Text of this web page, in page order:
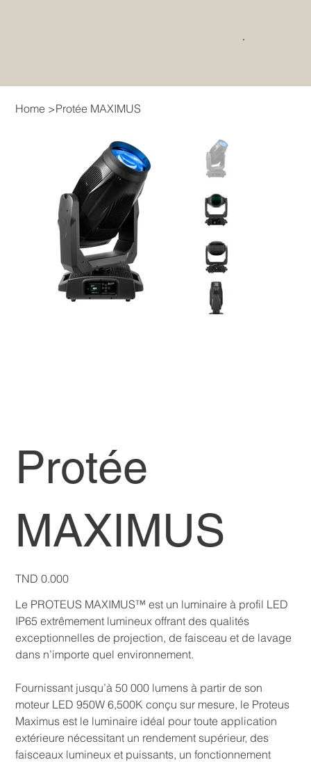
Home >Protée MAXIMUS
Protée
MAXIMUS
Price
TND 0.000
Le PROTEUS MAXIMUS™ est un luminaire à profil LED
IP65 extrêmement lumineux offrant des qualités
exceptionnelles de projection, de faisceau et de lavage
dans n’importe quel environnement.
Fournissant jusqu’à 50 000 lumens à partir de son
moteur LED 950W 6,500K conçu sur mesure, le Proteus
Maximus est le luminaire idéal pour toute application
extérieure nécessitant un rendement supérieur, des
faisceaux lumineux et puissants, un fonctionnement